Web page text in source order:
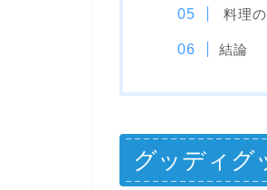
料理
結論
グッディグ